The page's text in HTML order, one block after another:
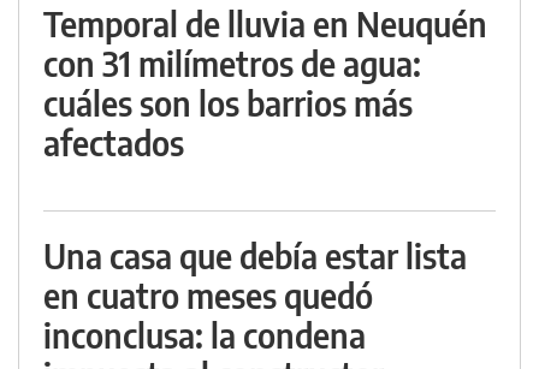
Temporal de lluvia en Neuquén
con 31 milímetros de agua:
cuáles son los barrios más
afectados
Una casa que debía estar lista
en cuatro meses quedó
inconclusa: la condena